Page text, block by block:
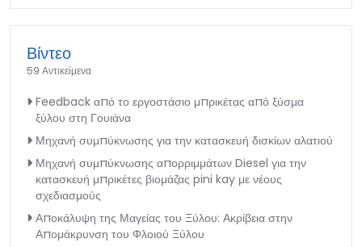
Βίντεο
59 Αντικείμενα
Feedback από το εργοστάσιο μπρικέτας από ξύσμα
ξύλου στη Γουιάνα
Μηχανή συμπύκνωσης για την κατασκευή δισκίων αλατιού
Μηχανή συμπύκνωσης απορριμμάτων Diesel για την
κατασκευή μπρικέτες βιομάζας pini kay με νέους
σχεδιασμούς
Αποκάλυψη της Μαγείας του Ξύλου: Ακρίβεια στην
Απομάκρυνση του Φλοιού Ξύλου